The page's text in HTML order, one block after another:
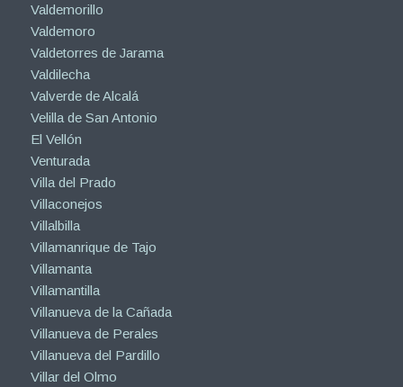
Valdemorillo
Valdemoro
Valdetorres de Jarama
Valdilecha
Valverde de Alcalá
Velilla de San Antonio
El Vellón
Venturada
Villa del Prado
Villaconejos
Villalbilla
Villamanrique de Tajo
Villamanta
Villamantilla
Villanueva de la Cañada
Villanueva de Perales
Villanueva del Pardillo
Villar del Olmo